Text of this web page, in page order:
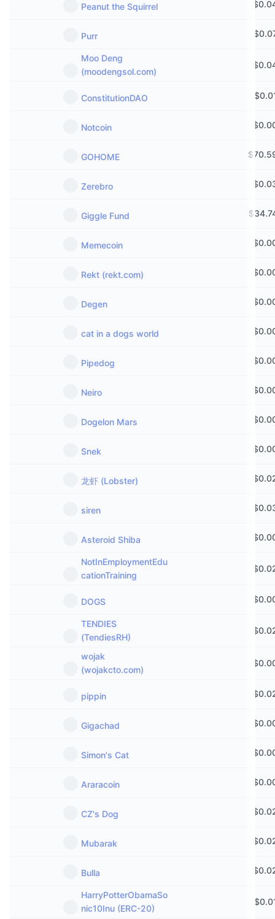
Peanut the Squirrel $
Purr $
Moo Deng
(moodengsol.com)
$
ConstitutionDAO $
Notcoin $
GOHOME $
Zerebro $
Giggle Fund $
Memecoin $
Rekt (rekt.com) $
Degen $
cat in a dogs world $
Pipedog $
Neiro $
Dogelon Mars $
Snek $
龙虾 (Lobster) $
siren $
Asteroid Shiba $
NotInEmploymentEdu
cationTraining
$
DOGS $
TENDIES
(TendiesRH)
$
wojak
(wojakcto.com)
$
pippin $
Gigachad $
Simon's Cat $
Araracoin $
CZ's Dog $
Mubarak $
Bulla $
HarryPotterObamaSo
nic10Inu (ERC-20)
$